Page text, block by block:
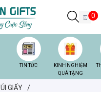
0
TIN TỨC
KINH NGHIỆM
QUÀ TẶNG
TÚI GIẤY
/